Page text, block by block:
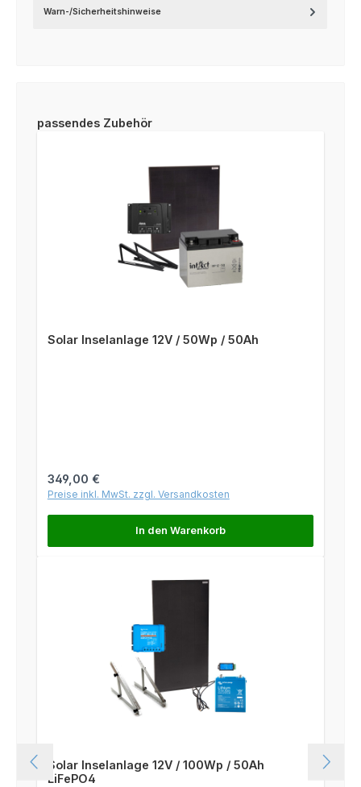
Warn-/Sicherheitshinweise
Produktgalerie überspringen
passendes Zubehör
Solar Inselanlage 12V / 50Wp / 50Ah
Regulärer Preis:
349,00 €
Preise inkl. MwSt. zzgl. Versandkosten
In den Warenkorb
Solar Inselanlage 12V / 100Wp / 50Ah
LiFePO4